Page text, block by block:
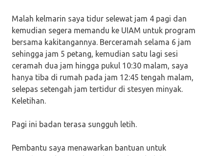
Malah kelmarin saya tidur selewat jam 4 pagi dan
kemudian segera memandu ke UIAM untuk program
bersama kakitangannya. Berceramah selama 6 jam
sehingga jam 5 petang, kemudian satu lagi sesi
ceramah dua jam hingga pukul 10:30 malam, saya
hanya tiba di rumah pada jam 12:45 tengah malam,
selepas setengah jam tertidur di stesyen minyak.
Keletihan.
Pagi ini badan terasa sungguh letih.
Pembantu saya menawarkan bantuan untuk